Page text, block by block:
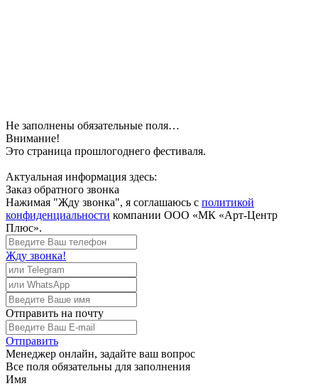
Не заполнены обязательные поля…
Внимание!
Это страница прошлогоднего фестиваля.
Актуальная информация здесь:
Заказ обратного звонка
Нажимая "Жду звонка", я соглашаюсь с политикой
конфиденциальности компании ООО «МК «Арт-Центр
Плюс».
Жду звонка!
Отправить на почту
Отправить
Менеджер онлайн, задайте ваш вопрос
Все поля обязательны для заполнения
Имя